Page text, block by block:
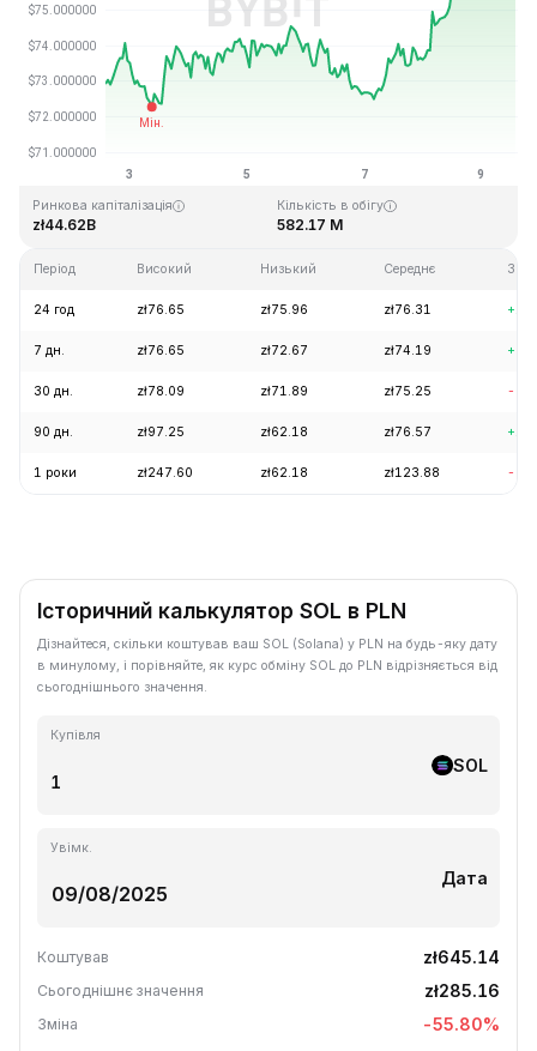
Останнє оновлення: 2026-08-09, 13:34 GMT+0
Історичний максимум
Ринкова капіталізація
zł44.62B
Кількість в обігу
582.17 M
Період Високий Низький Середнє
24 год zł76.65 zł75.96 zł76.31
7 дн. zł76.65 zł72.67 zł74.19
30 дн. zł78.09 zł71.89 zł75.25 -
90 дн. zł97.25 zł62.18 zł76.57
1 роки zł247.60 zł62.18 zł123.88 -
Історичний калькулятор SOL в PLN
Дізнайтеся, скільки коштував ваш SOL (Solana) у PLN на будь-яку дату
в минулому, і порівняйте, як курс обміну SOL до PLN відрізняється від
сьогоднішнього значення.
Купівля
SOL
Увімк.
Дата
Коштував zł645.14
Сьогоднішнє значення zł285.16
Зміна -55.80%